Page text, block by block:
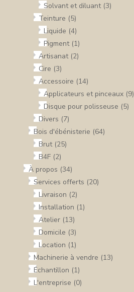
Solvant et diluant (3)
Teinture (5)
Liquide (4)
Pigment (1)
Artisanat (2)
Cire (3)
Accessoire (14)
Applicateurs et pinceaux (9)
Disque pour polisseuse (5)
Divers (7)
Bois d'ébénisterie (64)
Brut (25)
B4F (2)
À propos (34)
Services offerts (20)
Livraison (2)
Installation (1)
Atelier (13)
Domicile (3)
Location (1)
Machinerie à vendre (13)
Échantillon (1)
L'entreprise (0)